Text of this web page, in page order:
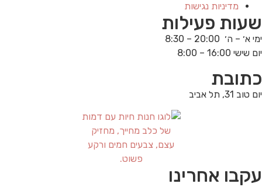
מדיניות נגישות
שעות פעילות
ימי א׳ – ה׳ 20:00 – 8:30
יום שישי 16:00 – 8:00
כתובת
יום טוב 31, תל אביב
עקבו אחרינו